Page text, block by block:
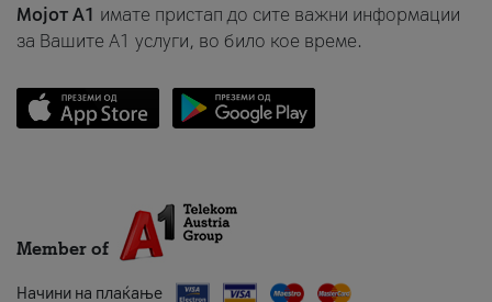
Мојот A1 имате пристап до сите важни информации
за Вашите A1 услуги, во било кое време.
Member of
Начини на плаќање